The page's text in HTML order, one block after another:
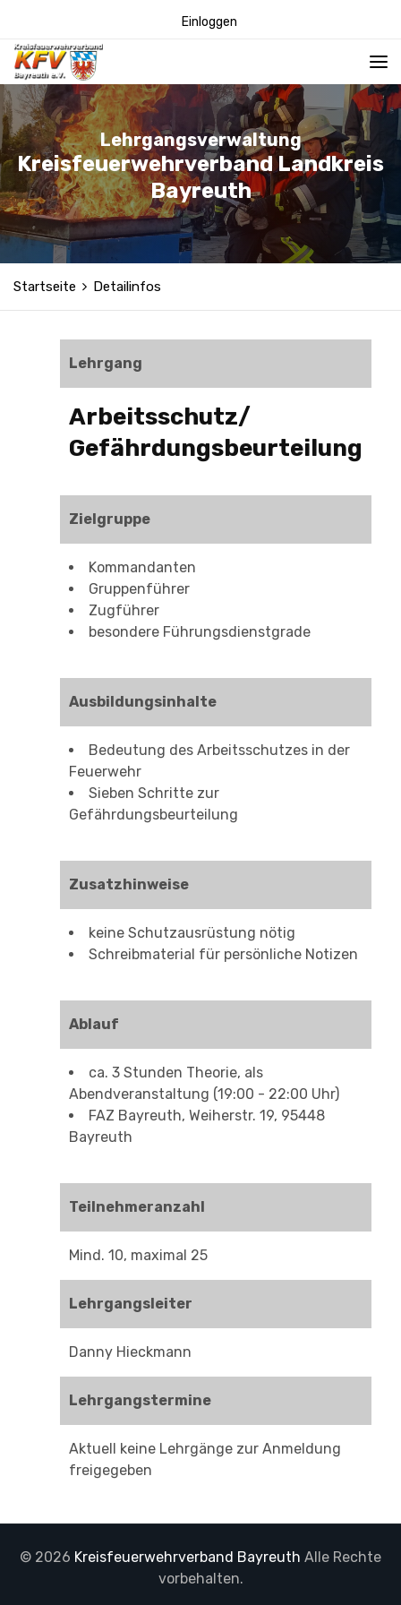
Einloggen
Lehrgangsverwaltung
Kreisfeuerwehrverband Landkreis
Bayreuth
Startseite Detailinfos
Lehrgang
Arbeitsschutz/
Gefährdungsbeurteilung
Zielgruppe
Kommandanten
Gruppenführer
Zugführer
besondere Führungsdienstgrade
Ausbildungsinhalte
Bedeutung des Arbeitsschutzes in der
Feuerwehr
Sieben Schritte zur
Gefährdungsbeurteilung
Zusatzhinweise
keine Schutzausrüstung nötig
Schreibmaterial für persönliche Notizen
Ablauf
ca. 3 Stunden Theorie, als
Abendveranstaltung (19:00 - 22:00 Uhr)
FAZ Bayreuth, Weiherstr. 19, 95448
Bayreuth
Teilnehmeranzahl
Mind. 10, maximal 25
Lehrgangsleiter
Danny Hieckmann
Lehrgangstermine
Aktuell keine Lehrgänge zur Anmeldung
freigegeben
© 2026 Kreisfeuerwehrverband Bayreuth Alle Rechte
vorbehalten.